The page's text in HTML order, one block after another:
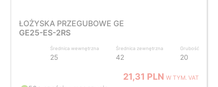
ŁOŻYSKA PRZEGUBOWE GE
GE25-ES-2RS
Średnica wewnętrzna
25
Średnica zewnętrzna
42
Grubość
20
21,31 PLNW TYM. VAT